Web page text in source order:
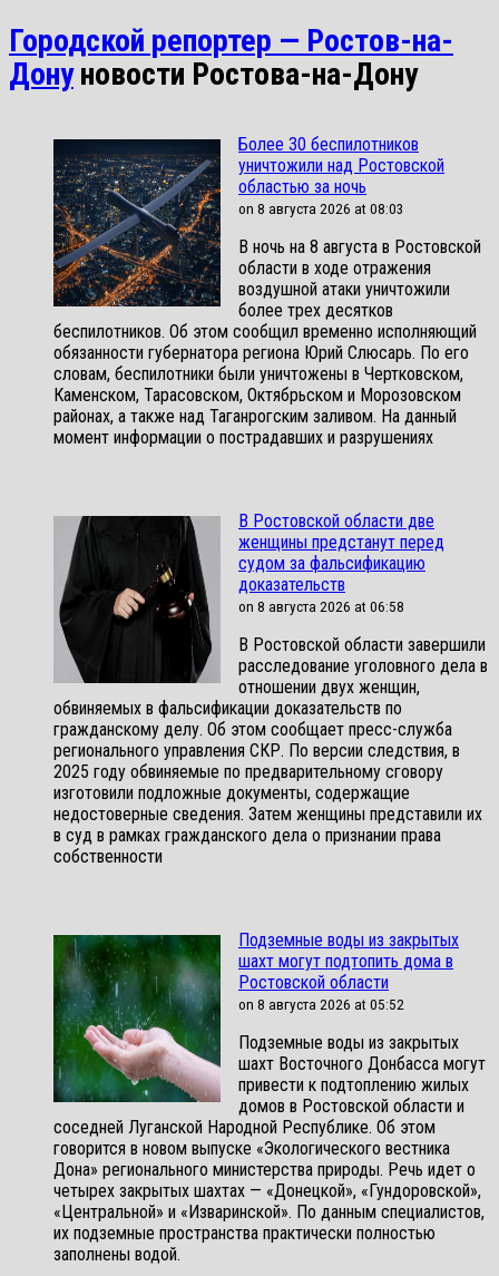
Городской репортер — Ростов-на-
Дону новости Ростова-на-Дону
Более 30 беспилотников
уничтожили над Ростовской
областью за ночь
on 8 августа 2026 at 08:03
В ночь на 8 августа в Ростовской
области в ходе отражения
воздушной атаки уничтожили
более трех десятков
беспилотников. Об этом сообщил временно исполняющий
обязанности губернатора региона Юрий Слюсарь. По его
словам, беспилотники были уничтожены в Чертковском,
Каменском, Тарасовском, Октябрьском и Морозовском
районах, а также над Таганрогским заливом. На данный
момент информации о пострадавших и разрушениях
В Ростовской области две
женщины предстанут перед
судом за фальсификацию
доказательств
on 8 августа 2026 at 06:58
В Ростовской области завершили
расследование уголовного дела в
отношении двух женщин,
обвиняемых в фальсификации доказательств по
гражданскому делу. Об этом сообщает пресс-служба
регионального управления СКР. По версии следствия, в
2025 году обвиняемые по предварительному сговору
изготовили подложные документы, содержащие
недостоверные сведения. Затем женщины представили их
в суд в рамках гражданского дела о признании права
собственности
Подземные воды из закрытых
шахт могут подтопить дома в
Ростовской области
on 8 августа 2026 at 05:52
Подземные воды из закрытых
шахт Восточного Донбасса могут
привести к подтоплению жилых
домов в Ростовской области и
соседней Луганской Народной Республике. Об этом
говорится в новом выпуске «Экологического вестника
Дона» регионального министерства природы. Речь идет о
четырех закрытых шахтах — «Донецкой», «Гундоровской»,
«Центральной» и «Изваринской». По данным специалистов,
их подземные пространства практически полностью
заполнены водой.